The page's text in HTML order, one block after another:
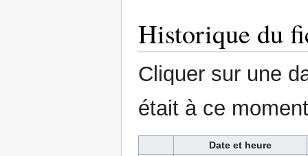
Historique du
Cliquer sur une
était à ce
Date et heure